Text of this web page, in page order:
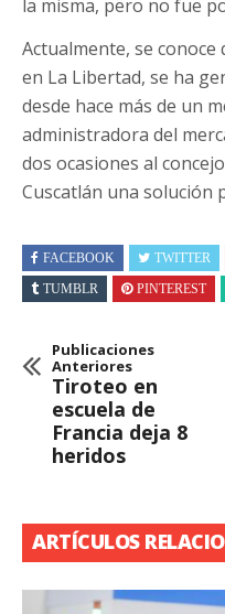
la misma, pero no fue
Actualmente, se
en La Libertad, se ha
desde hace más de un
administradora del
dos ocasiones al
Cuscatlán una solución
FACEBOOK TWITTER
TUMBLR
PINTEREST
Publicaciones
Anteriores
Tiroteo en
escuela de
Francia deja 8
heridos
ARTÍCULOS